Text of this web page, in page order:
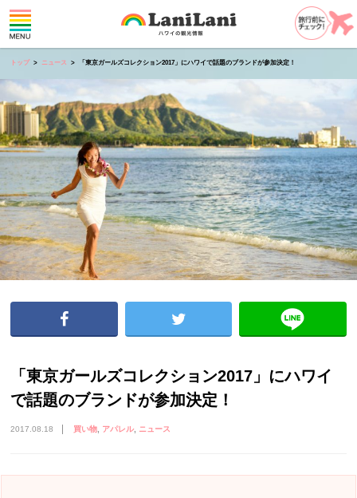
トップ ニュース 「東京ガールズコレクション2017」にハワイで話題のブランドが参加決定！
「東京ガールズコレクション2017」にハワイ
で話題のブランドが参加決定！
2017.08.18 買い物 アパレル ニュース